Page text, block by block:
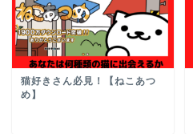
猫好きさん必見！【ねこあつ
め】